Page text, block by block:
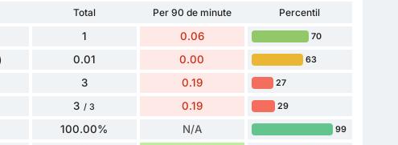
Total Per 90 de minute
Percentil
1 0.06 70
0.01 0.00 63
3 0.19 27
3 / 3 0.19 29
100.00% N/A 99